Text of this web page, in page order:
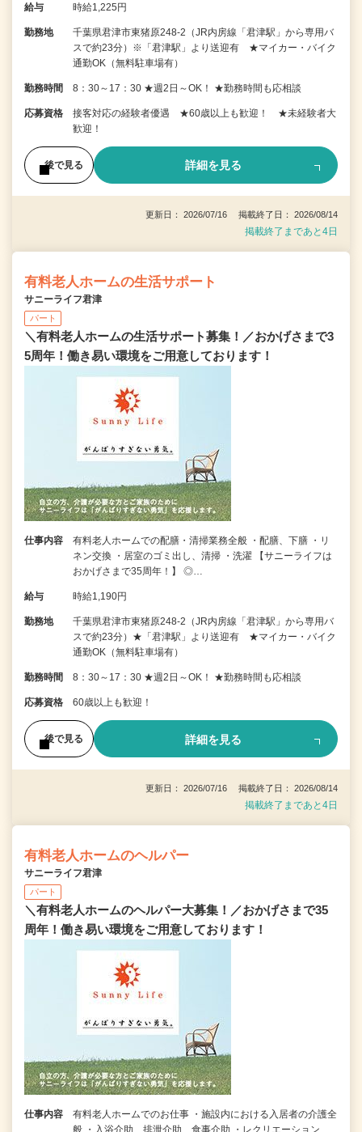
給与 時給1,225円
勤務地
千葉県君津市東猪原248-2（JR内房線「君津駅」から専用バ
スで約23分）※「君津駅」より送迎有 ★マイカー・バイク
通勤OK（無料駐車場有）
勤務時間 8：30～17：30 ★週2日～OK！ ★勤務時間も応相談
応募資格
接客対応の経験者優遇 ★60歳以上も歓迎！ ★未経験者大
歓迎！
後で見る 詳細を見る
更新日： 2026/07/16 掲載終了日： 2026/08/14
掲載終了まであと4日
有料老人ホームの生活サポート
サニーライフ君津
パート
＼有料老人ホームの生活サポート募集！／おかげさまで3
5周年！働き易い環境をご用意しております！
仕事内容
有料老人ホームでの配膳・清掃業務全般 ・配膳、下膳 ・リ
ネン交換 ・居室のゴミ出し、清掃 ・洗濯 【サニーライフは
おかげさまで35周年！】 ◎…
給与 時給1,190円
勤務地
千葉県君津市東猪原248-2（JR内房線「君津駅」から専用バ
スで約23分）★「君津駅」より送迎有 ★マイカー・バイク
通勤OK（無料駐車場有）
勤務時間 8：30～17：30 ★週2日～OK！ ★勤務時間も応相談
応募資格 60歳以上も歓迎！
後で見る 詳細を見る
更新日： 2026/07/16 掲載終了日： 2026/08/14
掲載終了まであと4日
有料老人ホームのヘルパー
サニーライフ君津
パート
＼有料老人ホームのヘルパー大募集！／おかげさまで35
周年！働き易い環境をご用意しております！
仕事内容
有料老人ホームでのお仕事 ・施設内における入居者の介護全